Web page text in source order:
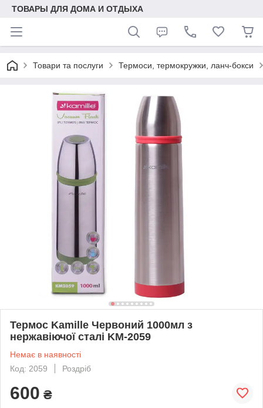
ТОВАРЫ ДЛЯ ДОМА И ОТДЫХА
Товари та послуги Термоси, термокружки, ланч-бокси
Термос Kamille Червоний 1000мл з
нержавіючої сталі KM-2059
Немає в наявності
Код: 2059
Роздріб
600 ₴